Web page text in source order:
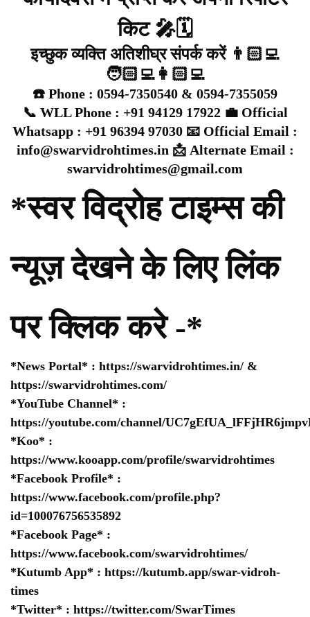
किट 🎤🗓️
इच्छुक व्यक्ति अतिशीघ्र संपर्क करें 👨🏻‍💻
🧑🏻‍💻👩🏻‍💻
☎️ Phone : 0594-7350540 & 0594-7355059
📞 WLL Phone : +91 94129 17922 💼 Official
Whatsapp : +91 96394 97030 📧 Official Email :
info@swarvidrohtimes.in 📩 Alternate Email :
swarvidrohtimes@gmail.com
*स्वर विद्रोह टाइम्स की
न्यूज़ देखने के लिए लिंक
पर क्लिक करे -*
*News Portal* : https://swarvidrohtimes.in/ &
https://swarvidrohtimes.com/
*YouTube Channel* :
https://youtube.com/channel/
*Koo* :
https://www.kooapp.com/profile/swarvidrohtimes
*Facebook Profile* :
https://www.facebook.com/profile.php?
id=100076756535892
*Facebook Page* :
https://www.facebook.com/swarvidrohtimes/
*Kutumb App* : https://kutumb.app/swar-vidroh-
times
*Twitter* : https://twitter.com/SwarTimes